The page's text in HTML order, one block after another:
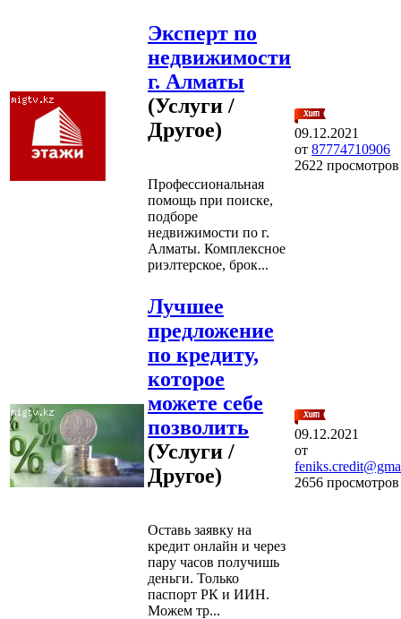
Эксперт по
недвижимости
г. Алматы
(Услуги /
Другое)
Профессиональная
помощь при поиске,
подборе
недвижимости по г.
Алматы. Комплексное
риэлтерское, брок...
09.12.2021
от 87774710906
2622 просмотров
Лучшее
предложение
по кредиту,
которое
можете себе
позволить
(Услуги /
Другое)
Оставь заявку на
кредит онлайн и через
пару часов получишь
деньги. Только
паспорт РК и ИИН.
Можем тр...
09.12.2021
от
2656 просмотров